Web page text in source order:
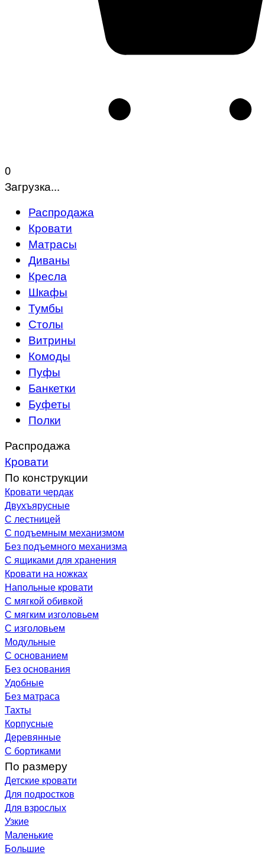
0
Загрузка...
Распродажа
Кровати
Матрасы
Диваны
Кресла
Шкафы
Тумбы
Столы
Витрины
Комоды
Пуфы
Банкетки
Буфеты
Полки
Распродажа
Кровати
По конструкции
Кровати чердак
Двухъярусные
С лестницей
С подъемным механизмом
Без подъемного механизма
С ящиками для хранения
Кровати на ножках
Напольные кровати
С мягкой обивкой
С мягким изголовьем
С изголовьем
Модульные
С основанием
Без основания
Удобные
Без матраса
Тахты
Корпусные
Деревянные
С бортиками
По размеру
Детские кровати
Для подростков
Для взрослых
Узкие
Маленькие
Большие